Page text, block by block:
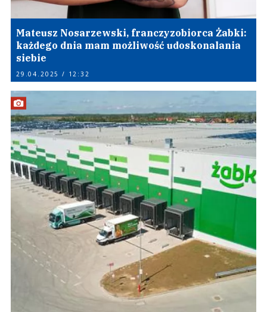
Mateusz Nosarzewski, franczyzobiorca Żabki:
każdego dnia mam możliwość udoskonalania
siebie
29.04.2025 / 12:32